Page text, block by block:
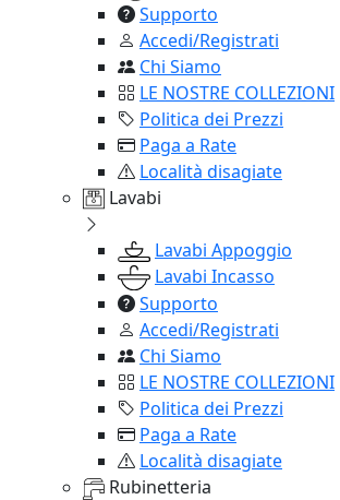
Supporto
Accedi/Registrati
Chi Siamo
LE NOSTRE COLLEZIONI
Politica dei Prezzi
Paga a Rate
Località disagiate
Lavabi
Lavabi Appoggio
Lavabi Incasso
Supporto
Accedi/Registrati
Chi Siamo
LE NOSTRE COLLEZIONI
Politica dei Prezzi
Paga a Rate
Località disagiate
Rubinetteria